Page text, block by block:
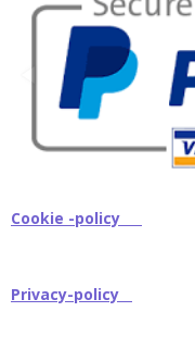
Cookie -policy
Privacy-policy